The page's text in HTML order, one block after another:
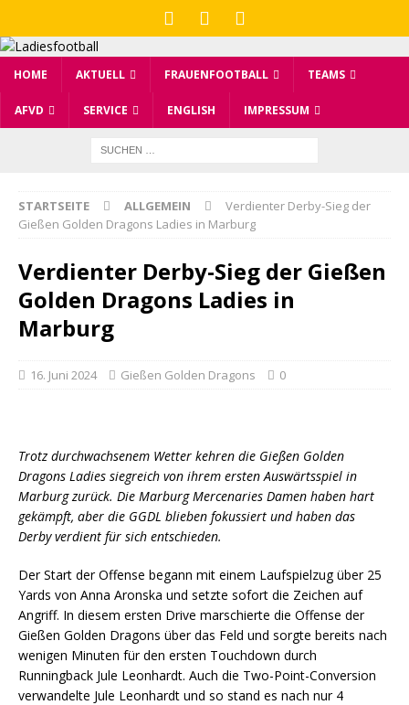
HOME AKTUELL FRAUENFOOTBALL TEAMS
AFVD SERVICE ENGLISH IMPRESSUM
STARTSEITE ALLGEMEIN
Verdienter Derby-Sieg der
Gießen Golden Dragons Ladies in Marburg
Verdienter Derby-Sieg der Gießen
Golden Dragons Ladies in
Marburg
16. Juni 2024 Gießen Golden Dragons 0
Trotz durchwachsenem Wetter kehren die Gießen Golden
Dragons Ladies siegreich von ihrem ersten Auswärtsspiel in
Marburg zurück. Die Marburg Mercenaries Damen haben hart
gekämpft, aber die GGDL blieben fokussiert und haben das
Derby verdient für sich entschieden.
Der Start der Offense begann mit einem Laufspielzug über 25
Yards von Anna Aronska und setzte sofort die Zeichen auf
Angriff. In diesem ersten Drive marschierte die Offense der
Gießen Golden Dragons über das Feld und sorgte bereits nach
wenigen Minuten für den ersten Touchdown durch
Runningback Jule Leonhardt. Auch die Two-Point-Conversion
verwandelte Jule Leonhardt und so stand es nach nur 4